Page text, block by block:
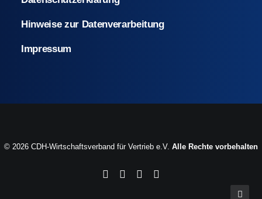
Hinweise zur Datenverarbeitung
Impressum
© 2026 CDH-Wirtschaftsverband für Vertrieb e.V. Alle Rechte vorbehalten